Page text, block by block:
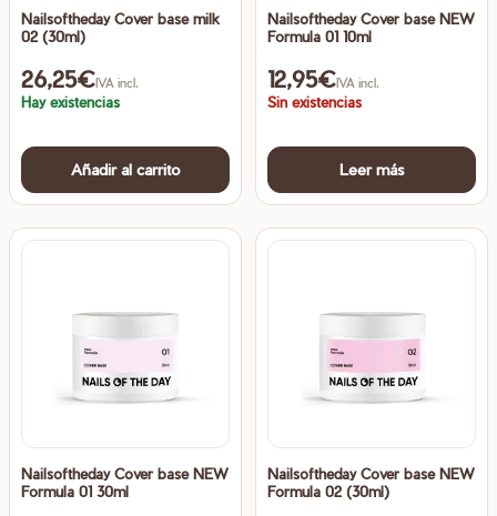
página
producto
Nailsoftheday Cover base milk
02 (30ml)
26,25€IVA incl.
Hay existencias
Añadir al carrito
Nailsoftheday Cover base NEW
Formula 01 10ml
12,95€IVA incl.
Sin existencias
Leer más
Nailsoftheday Cover base NEW
Formula 01 30ml
Nailsoftheday Cover base NEW
Formula 02 (30ml)